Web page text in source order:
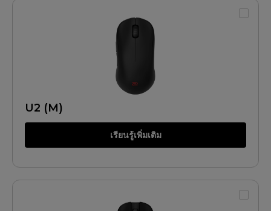
U2 (M)
เรียนรู้เพิ่มเติม